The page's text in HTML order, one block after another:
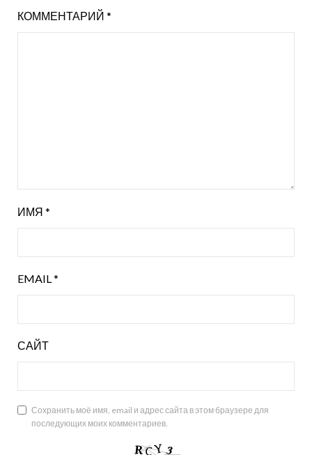
КОММЕНТАРИЙ *
ИМЯ *
EMAIL *
САЙТ
Сохранить моё имя, email и адрес сайта в этом браузере для
последующих моих комментариев.